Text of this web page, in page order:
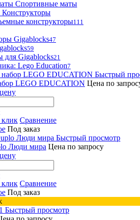
Спортивные маты
Конструкторы
конструкторы111
Gigablocks47
59
для Gigablocks21
Lego Education7
Быстрый
LEGO EDUCATION Цена по
Сравнение
Под заказ
Быстрый просмотр
Люди мира Цена по запросу
Сравнение
Под заказ
Быстрый просмотр